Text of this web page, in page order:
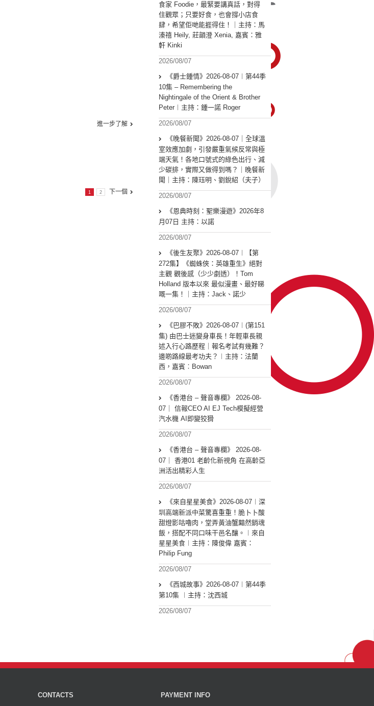
進一步了解
1 2 下一個
食家 Foodie，最緊要講真話，對得
住觀眾；只要好食，也會撐小店食
肆，希望佢哋能捱得住！｜主持：馬
溱禧 Heily, 莊韻澄 Xenia, 嘉賓：雅
軒 Kinki
2026/08/07
《爵士鍾情》2026-08-07︱第44季
10集 – Remembering the
Nightingale of the Orient & Brother
Peter︱主持：鍾一諾 Roger
2026/08/07
《晚餐新聞》2026-08-07｜全球溫
室效應加劇，引發嚴重氣候反常與極
端天氣！各地口號式的綠色出行、減
少碳排，實際又做得到嗎？｜晚餐新
聞｜主持：陳珏明、劉銳紹（夫子）
2026/08/07
《恩典時刻：聖樂漫遊》2026年8
月07日 主持：以諾
2026/08/07
《後生友聚》2026-08-07︱【第
272集】《蜘蛛俠：英雄重生》絕對
主觀 觀後感（少少劇透）！Tom
Holland 版本以來 最似漫畫、最好睇
嘅一集！｜主持：Jack、諾少
2026/08/07
《巴膠不敗》2026-08-07︱(第151
集) 由巴士迷變身車長！年輕車長親
述入行心路歷程｜報名考試有幾難？
邊啲路線最考功夫？︱主持：法蘭
西，嘉賓︰Bowan
2026/08/07
《香港台 – 聲音專欄》 2026-08-
07｜ 信報CEO AI EJ Tech模擬經營
汽水機 AI即變狡猾
2026/08/07
《香港台 – 聲音專欄》 2026-08-
07｜ 香港01 老齡化新視角 在高齡亞
洲活出精彩人生
2026/08/07
《來自星星美食》2026-08-07︱深
圳高端新派中菜驚喜重重！脆卜卜酸
甜燈影咕嚕肉，堂弄黃油蟹黯然銷魂
飯，搭配不同口味干邑名釀。︱來自
星星美食︱主持：陳俊偉 嘉賓：
Philip Fung
2026/08/07
《西城故事》2026-08-07︱第44季
第10集 ︱主持：沈西城
2026/08/07
CONTACTS PAYMENT INFO